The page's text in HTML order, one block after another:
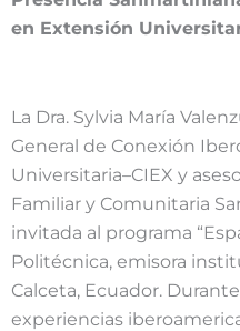
en Extensión
La Dra. Sylvia María
General de Conexión
Universitaria–CIEX y
Familiar y Comunitaria
invitada al programa
Politécnica, emisora
Calceta, Ecuador.
experiencias